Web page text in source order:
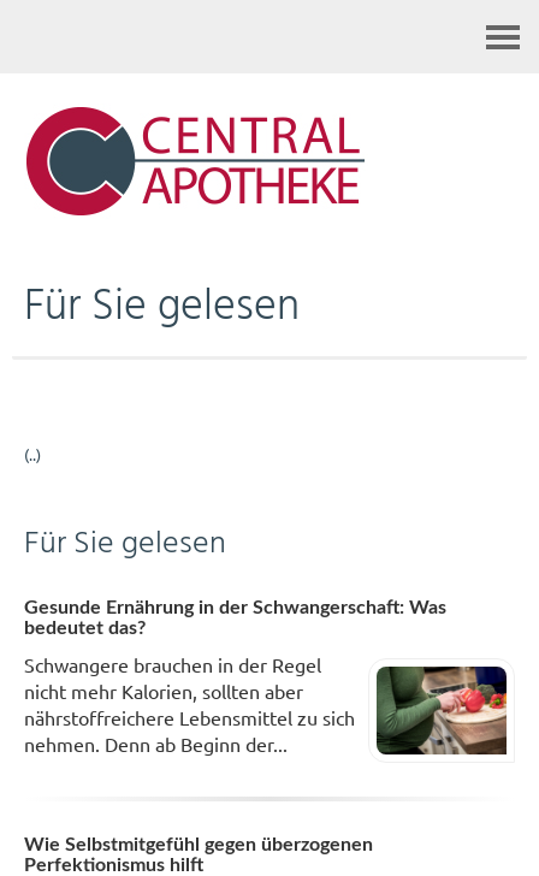
Für Sie gelesen
(..)
Für Sie gelesen
Gesunde Ernährung in der Schwangerschaft: Was
bedeutet das?
Schwangere brauchen in der Regel
nicht mehr Kalorien, sollten aber
nährstoffreichere Lebensmittel zu sich
nehmen. Denn ab Beginn der...
Wie Selbstmitgefühl gegen überzogenen
Perfektionismus hilft